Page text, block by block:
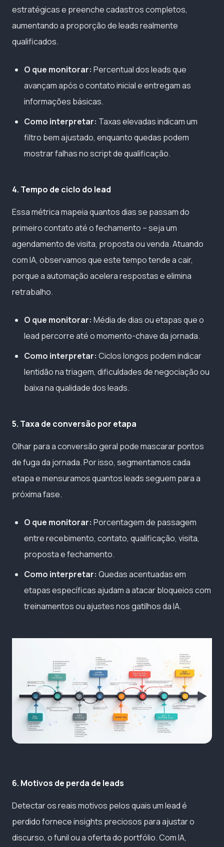
estratégicas e preenche cadastros completos,
aumentando a proporção de leads realmente
qualificados.
O que monitorar: Percentual dos leads que
avançam após o contato inicial e entregam as
informações básicas.
Como interpretar: Taxas elevadas indicam um
filtro bem ajustado, enquanto quedas podem
mostrar falhas no script de qualificação.
4. Tempo de ciclo do lead
Essa métrica mapeia quantos dias se passam do
primeiro contato até o fechamento – seja um
agendamento de visita, proposta ou venda. Atuando
com IA, observamos que este tempo tende a cair,
porque a automação acelera respostas e elimina
retrabalho.
O que monitorar: Média de dias ou etapas que o
lead percorre até o momento-chave da jornada.
Como interpretar: Ciclos longos podem indicar
lentidão na triagem, dificuldades de negociação ou
baixa na qualidade dos leads.
5. Taxa de conversão por etapa
Olhar para a conversão geral pode mascarar pontos
de fuga da jornada. Por isso, segmentamos cada
etapa e mensuramos quantos leads seguem para a
próxima fase.
O que monitorar: Porcentagem de passagem
entre recebimento, contato, qualificação, visita,
proposta e fechamento.
Como interpretar: Quedas acentuadas em
etapas específicas ajudam a atacar bloqueios com
treinamentos ou ajustes nos gatilhos da IA.
6. Motivos de perda de leads
Detectar os reais motivos pelos quais um lead é
perdido fornece insights preciosos para ajustar o
discurso, o funil ou a oferta do portfólio. Com IA,